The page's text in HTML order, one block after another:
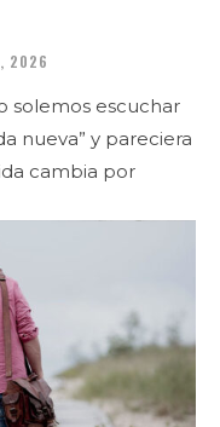
2026
solemos escuchar
y pareciera
cambia por